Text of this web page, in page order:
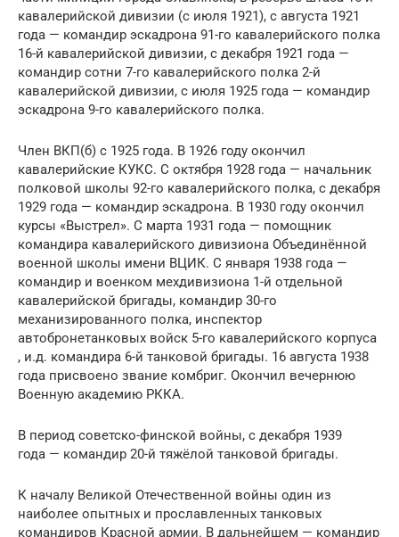
кавалерийской дивизии (с июля 1921), с августа 1921
года — командир эскадрона 91-го кавалерийского полка
16-й кавалерийской дивизии, с декабря 1921 года —
командир сотни 7-го кавалерийского полка 2-й
кавалерийской дивизии, с июля 1925 года — командир
эскадрона 9-го кавалерийского полка.
Член ВКП(б) с 1925 года. В 1926 году окончил
кавалерийские КУКС. С октября 1928 года — начальник
полковой школы 92-го кавалерийского полка, с декабря
1929 года — командир эскадрона. В 1930 году окончил
курсы «Выстрел». С марта 1931 года — помощник
командира кавалерийского дивизиона Объединённой
военной школы имени ВЦИК. С января 1938 года —
командир и военком мехдивизиона 1-й отдельной
кавалерийской бригады, командир 30-го
механизированного полка, инспектор
автобронетанковых войск 5-го кавалерийского корпуса
, и.д. командира 6-й танковой бригады. 16 августа 1938
года присвоено звание комбриг. Окончил вечернюю
Военную академию РККА.
В период советско-финской войны, с декабря 1939
года — командир 20-й тяжёлой танковой бригады.
К началу Великой Отечественной войны один из
наиболее опытных и прославленных танковых
командиров Красной армии. В дальнейшем — командир